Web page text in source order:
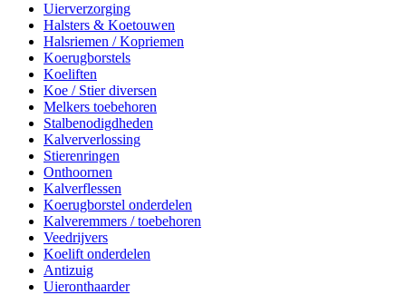
Uierverzorging
Halsters & Koetouwen
Halsriemen / Kopriemen
Koerugborstels
Koeliften
Koe / Stier diversen
Melkers toebehoren
Stalbenodigdheden
Kalververlossing
Stierenringen
Onthoornen
Kalverflessen
Koerugborstel onderdelen
Kalveremmers / toebehoren
Veedrijvers
Koelift onderdelen
Antizuig
Uieronthaarder